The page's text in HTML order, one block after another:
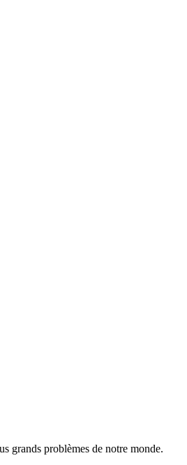
grands problèmes de notre monde.